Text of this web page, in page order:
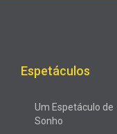
Espetáculos
Um Espetáculo de
Sonho